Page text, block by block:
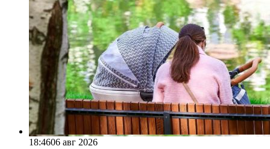
18:4606 авг 2026